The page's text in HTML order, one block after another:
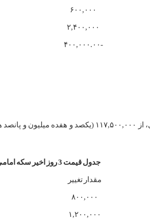
۶۰۰,۰۰۰
۲,۴۰۰,۰۰۰
-۴۰۰,۰۰۰.۰۰
جدول قیمت 3 روز اخیر سکه امامی
مقدار تغییر
۸۰۰,۰۰۰
۱,۲۰۰,۰۰۰